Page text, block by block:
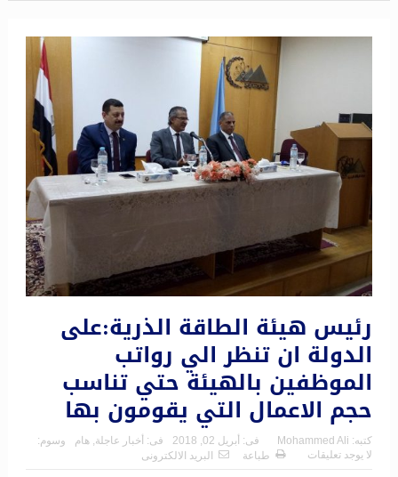
رئيس هيئة الطاقة الذرية:على
الدولة ان تنظر الي رواتب
الموظفين بالهيئة حتي تناسب
حجم الاعمال التي يقومون بها
كتبه: Mohammed Ali فى: أبريل 02, 2018 فى: أخبار عاجلة, هام
وسوم:
لا يوجد تعليقات
طباعة البريد الالكترونى